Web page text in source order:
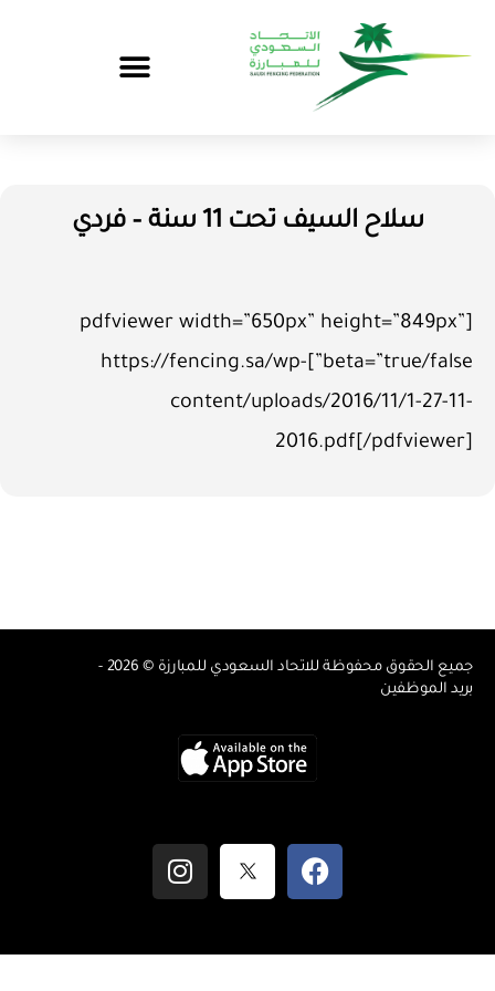
سلاح السيف تحت 11 سنة – فردي
[pdfviewer width=”650px” height=”849px”
beta=”true/false”]https://fencing.sa/wp-
content/uploads/2016/11/1-27-11-
2016.pdf[/pdfviewer]
جميع الحقوق محفوظة للاتحاد السعودي للمبارزة © 2026 -
بريد الموظفين